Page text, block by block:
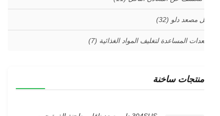
مصعد دلو(32)
المساعدة لتغليف المواد الغذائية(7)
منتجات ساخنة